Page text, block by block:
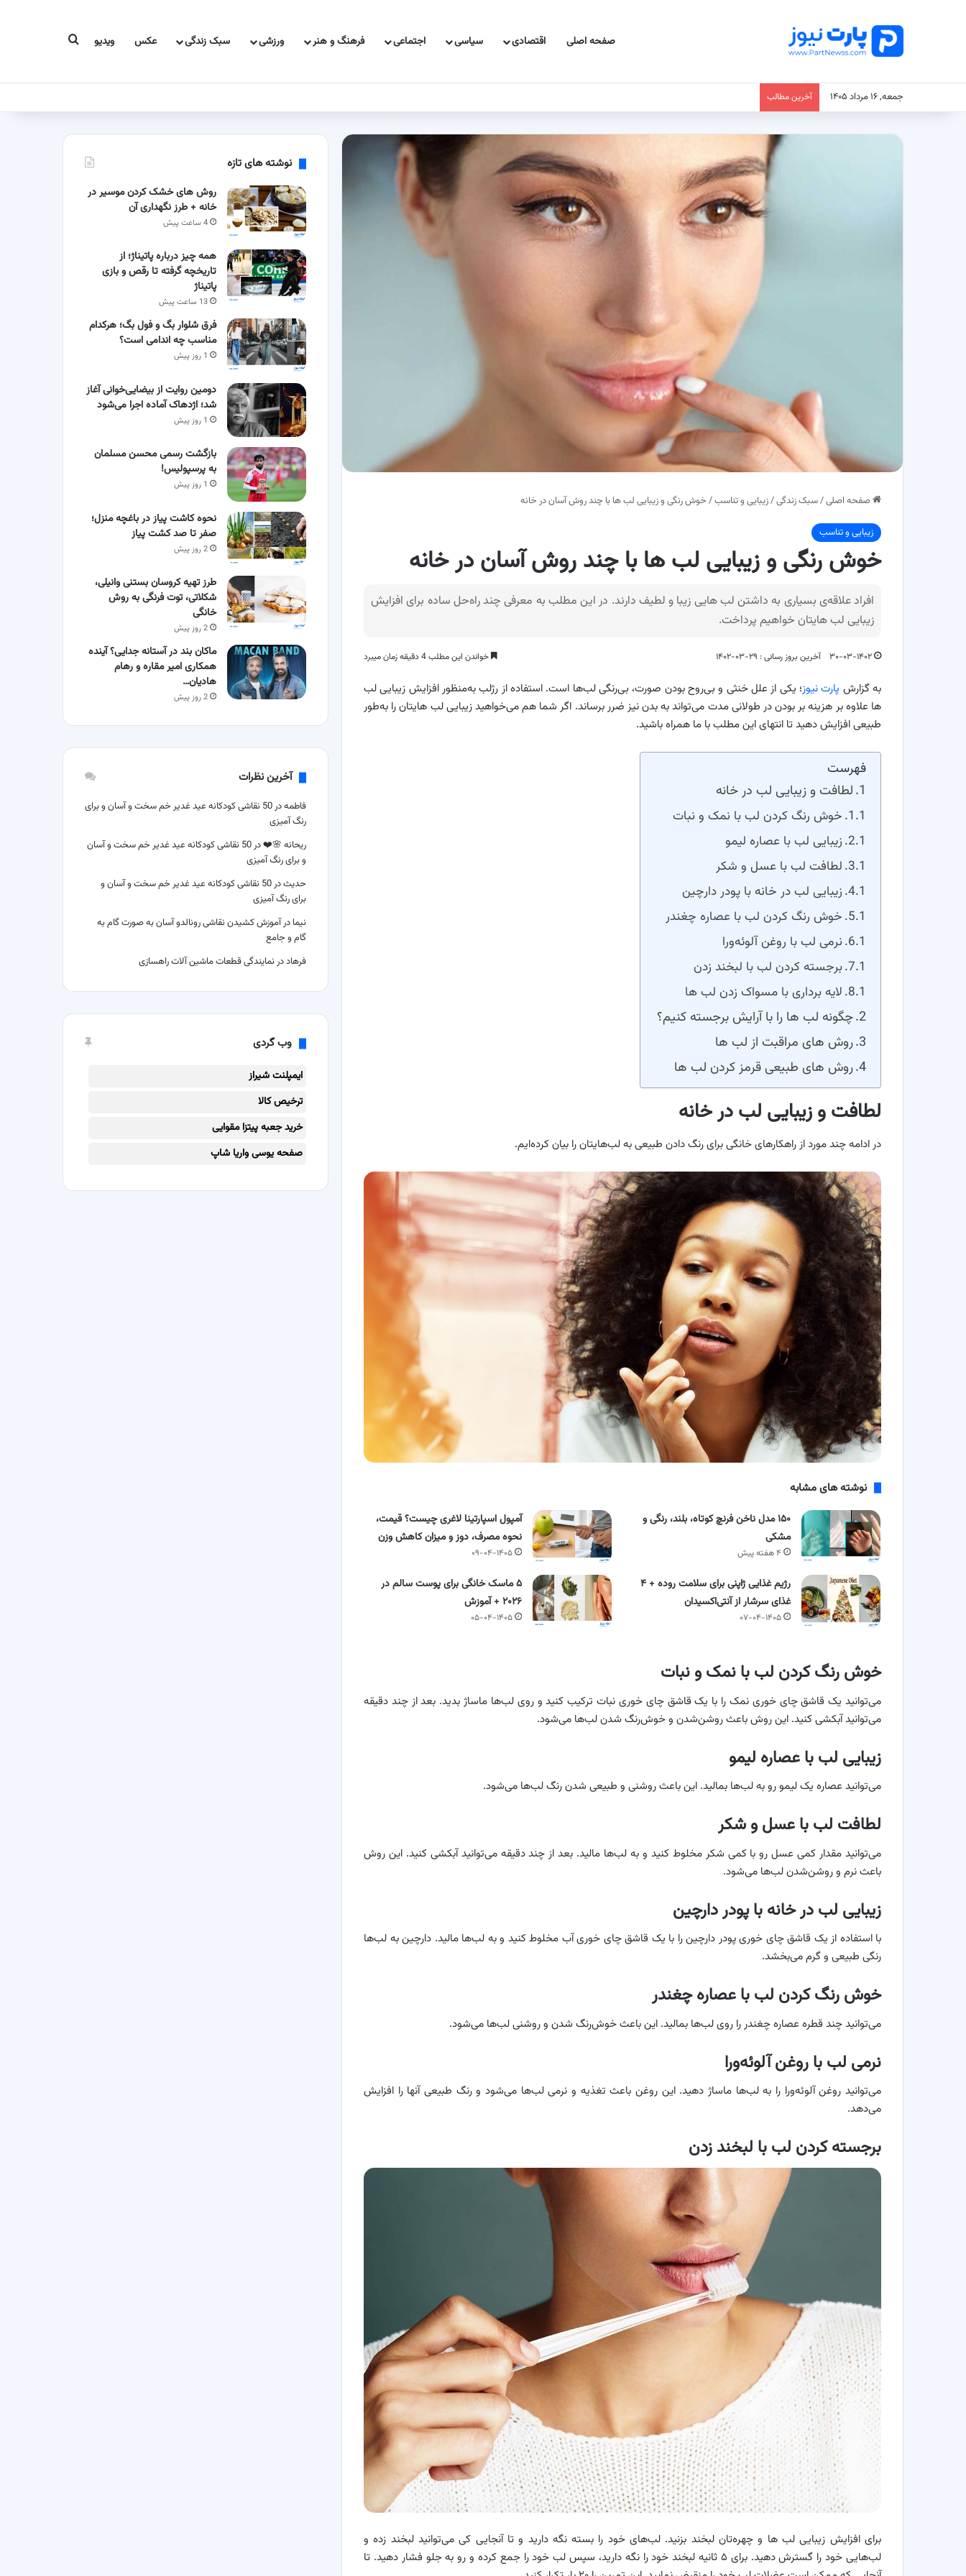
صفحه اصلی اقتصادی سیاسی اجتماعی فرهنگ و هنر ورزشی سبک زندگی عکس ویدیو جستجو برای
جمعه, ۱۶ مرداد ۱۴۰۵ آخرین مطالب
صفحه اصلی/سبک زندگی/زیبایی و تناسب/ خوش رنگی و زیبایی لب ها با چند روش آسان در خانه
زیبایی و تناسب
خوش رنگی و زیبایی لب ها با چند روش آسان در خانه
افراد علاقه‌ی بسیاری به داشتن لب هایی زیبا و لطیف دارند. در این مطلب به معرفی چند راه‌حل ساده برای افزایش
زیبایی لب هایتان خواهیم پرداخت.
۳۰-۰۳-۱۴۰۲ آخرین بروز رسانی : ۲۹-۰۳-۱۴۰۲ خواندن این مطلب 4 دقیقه زمان میبرد
به گزارش پارت نیوز؛ یکی از علل خنثی و بی‌روح بودن صورت، بی‌رنگی لب‌ها است. استفاده از رژلب به‌منظور افزایش زیبایی لب
ها علاوه بر هزینه بر بودن در طولانی مدت می‌تواند به بدن نیز ضرر برساند. اگر شما هم می‌خواهید زیبایی لب هایتان را به‌طور
طبیعی افزایش دهید تا انتهای این مطلب با ما همراه باشید.
فهرست
لطافت و زیبایی لب در خانه
خوش رنگ کردن لب با نمک و نبات
زیبایی لب با عصاره لیمو
لطافت لب با عسل و شکر
زیبایی لب در خانه با پودر دارچین
خوش رنگ کردن لب با عصاره چغندر
نرمی لب با روغن آلوئه‌ورا
برجسته کردن لب با لبخند زدن
لایه برداری با مسواک زدن لب ها
چگونه لب ‌ها را با آرایش برجسته کنیم؟
روش های مراقبت از لب ها
روش های طبیعی قرمز کردن لب ها
لطافت و زیبایی لب در خانه
در ادامه چند مورد از راهکارهای خانگی برای رنگ دادن طبیعی به لب‌هایتان را بیان کرده‌ایم.
نوشته های مشابه
۱۵۰ مدل ناخن فرنچ کوتاه، بلند، رنگی و
مشکی
۴ هفته پیش
آمپول اسپارتینا لاغری چیست؟ قیمت،
نحوه مصرف، دوز و میزان کاهش وزن
۰۹-۰۴-۱۴۰۵
رژیم غذایی ژاپنی برای سلامت روده + ۴
غذای سرشار از آنتی‌اکسیدان
۰۷-۰۴-۱۴۰۵
۵ ماسک خانگی برای پوست سالم در
۲۰۲۶ + آموزش
۰۵-۰۴-۱۴۰۵
خوش رنگ کردن لب با نمک و نبات
می‌توانید یک قاشق ‌چای خوری نمک را با یک قاشق ‌چای خوری نبات ترکیب کنید و روی لب‌ها ماساژ بدید. بعد از چند دقیقه
می‌توانید آبکشی کنید. این روش باعث روشن‌شدن و خوش‌رنگ شدن لب‌ها می‌شود.
زیبایی لب با عصاره لیمو
می‌توانید عصاره یک لیمو رو به لب‌ها بمالید. این باعث روشنی و طبیعی شدن رنگ لب‌ها می‌شود.
لطافت لب با عسل و شکر
می‌توانید مقدار کمی عسل رو با کمی شکر مخلوط کنید و به لب‌ها مالید. بعد از چند دقیقه می‌توانید آبکشی کنید. این روش
باعث نرم و روشن‌شدن لب‌ها می‌شود.
زیبایی لب در خانه با پودر دارچین
با استفاده از یک قاشق ‌چای خوری پودر دارچین را با یک قاشق‌ چای خوری آب مخلوط کنید و به لب‌ها مالید. دارچین به لب‌ها
رنگی طبیعی و گرم می‌بخشد.
خوش رنگ کردن لب با عصاره چغندر
می‌توانید چند قطره عصاره چغندر را روی لب‌ها بمالید. این باعث خوش‌رنگ شدن و روشنی لب‌ها می‌شود.
نرمی لب با روغن آلوئه‌ورا
می‌توانید روغن آلوئه‌ورا را به لب‌ها ماساژ دهید. این روغن باعث تغذیه و نرمی لب‌ها می‌شود و رنگ طبیعی آنها را افزایش
می‌دهد.
برجسته کردن لب با لبخند زدن
برای افزایش زیبایی لب ها و چهره‌تان لبخند بزنید. لب‌های خود را بسته نگه دارید و تا آنجایی کی می‌توانید لبخند زده و
لب‌هایی خود را گسترش دهید. برای ۵ ثانیه لبخند خود را نگه دارید، سپس لب خود را جمع کرده و رو به جلو فشار دهید. تا
نوشته های تازه
روش های خشک کردن موسیر در
خانه + طرز نگهداری آن
4 ساعت پیش
همه چیز درباره پاتیناژ؛ از
تاریخچه گرفته تا رقص و بازی
پاتیناژ
13 ساعت پیش
فرق شلوار بگ و فول بگ؛ هرکدام
مناسب چه اندامی است؟
1 روز پیش
دومین روایت از بیضایی‌خوانی آغاز
شد؛ اژدهاک آماده اجرا می‌شود
1 روز پیش
بازگشت رسمی محسن مسلمان
به پرسپولیس!
1 روز پیش
نحوه کاشت پیاز در باغچه منزل؛
صفر تا صد کشت پیاز
2 روز پیش
طرز تهیه کروسان بستنی وانیلی،
شکلاتی، توت فرنگی به روش
خانگی
2 روز پیش
ماکان بند در آستانه جدایی؟ آینده
همکاری امیر مقاره و رهام
هادیان…
2 روز پیش
آخرین نظرات
فاطمهدر
50 نقاشی کودکانه عید غدیر خم سخت و آسان و برای
رنگ آمیزی
ریحانه 🌸❤️در
50 نقاشی کودکانه عید غدیر خم سخت و آسان
و برای رنگ آمیزی
حدیثدر
50 نقاشی کودکانه عید غدیر خم سخت و آسان و
برای رنگ آمیزی
نیما درآموزش کشیدن نقاشی رونالدو آسان به صورت گام به
گام و جامع
فرهاددر نمایندگی قطعات ماشین آلات راهسازی
وب گردی
ایمپلنت شیراز
ترخیص کالا
خرید جعبه پیتزا مقوایی
صفحه یوسی واریا شاپ